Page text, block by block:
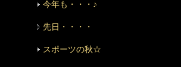
今年も・・・♪
先日・・・・
スポーツの秋☆